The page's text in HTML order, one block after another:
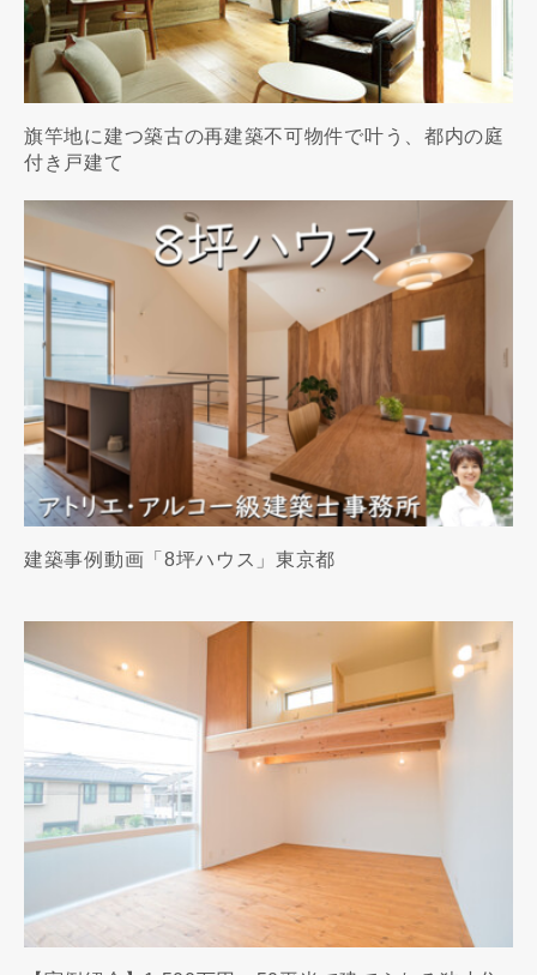
旗竿地に建つ築古の再建築不可物件で叶う、都内の庭
付き戸建て
建築事例動画「8坪ハウス」東京都